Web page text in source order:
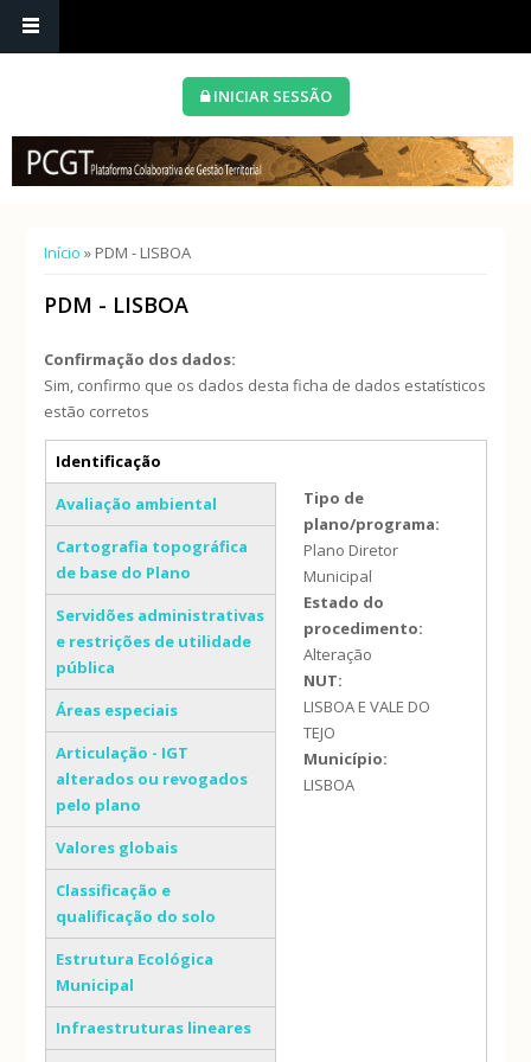
INICIAR SESSÃO
Está aqui
Início » PDM - LISBOA
PDM - LISBOA
Confirmação dos dados:
Sim, confirmo que os dados desta ficha de dados estatísticos
estão corretos
Separadores verticais
Identificação
(separador ativo)
Avaliação ambiental
Cartografia topográfica
de base do Plano
Servidões administrativas
e restrições de utilidade
pública
Áreas especiais
Articulação - IGT
alterados ou revogados
pelo plano
Valores globais
Classificação e
qualificação do solo
Estrutura Ecológica
Municipal
Infraestruturas lineares
Tipo de
plano/programa:
Plano Diretor
Municipal
Estado do
procedimento:
Alteração
NUT:
LISBOA E VALE DO
TEJO
Município:
LISBOA